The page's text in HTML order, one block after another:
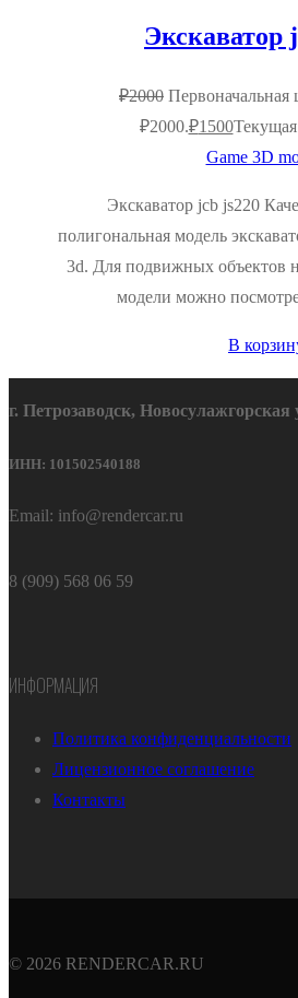
Экскаватор
₽2000 Первоначальная
₽2000.₽1500
Game 3D
Экскаватор jcb js220
полигональная модель
3d. Для подвижных объектов
модели можно
В
г. Петрозаводск,
ИНН: 101502540188
Email: info@rendercar.ru
8 (909) 568 06 59
ИНФОРМАЦИЯ
Политика конфиденциальности
Лицензионное соглашение
Контакты
© 2026 RENDERCAR.RU